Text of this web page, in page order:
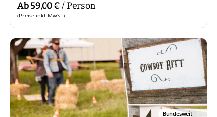
Ab 59,00 € / Person
(Preise inkl. MwSt.)
Bundesweit